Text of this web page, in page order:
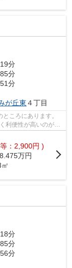
分
分
分
が丘東 ４丁目
ころにあります。
利便性が高いのが敷
：2,900円 )
8.475万円
分
分
分